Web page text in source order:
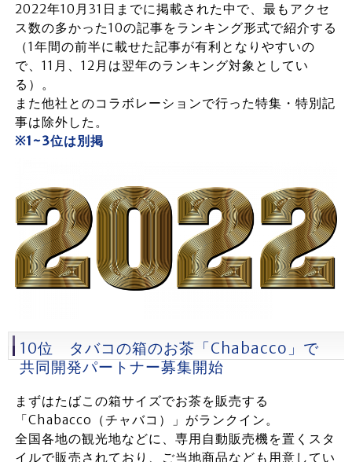
2022年10月31日までに掲載された中で、最もアクセ
ス数の多かった10の記事をランキング形式で紹介する
（1年間の前半に載せた記事が有利となりやすいの
で、11月、12月は翌年のランキング対象としてい
る）。
また他社とのコラボレーションで行った特集・特別記
事は除外した。
※1~3位は別掲
10位 タバコの箱のお茶「Chabacco」で
共同開発パートナー募集開始
まずはたばこの箱サイズでお茶を販売する
「Chabacco（チャバコ）」がランクイン。
全国各地の観光地などに、専用自動販売機を置くスタ
イルで販売されており、ご当地商品なども用意してい